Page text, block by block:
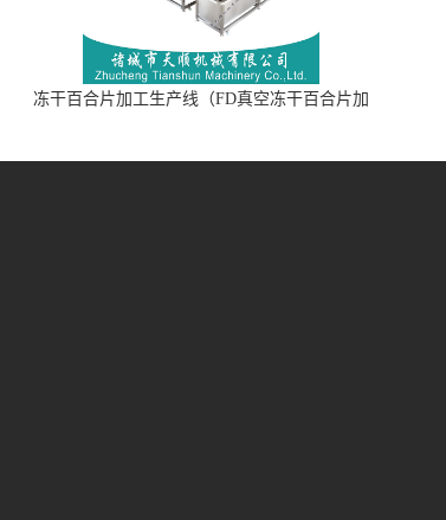
冻干百合片加工生产线（FD真空冻干百合片加